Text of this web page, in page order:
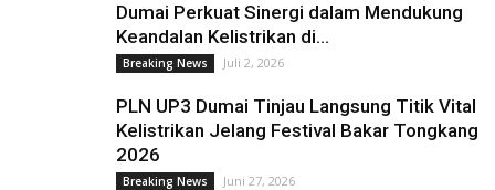
Dumai Perkuat Sinergi dalam Mendukung
Keandalan Kelistrikan di...
Breaking News Juli 2, 2026
PLN UP3 Dumai Tinjau Langsung Titik Vital
Kelistrikan Jelang Festival Bakar Tongkang
2026
Breaking News Juni 27, 2026